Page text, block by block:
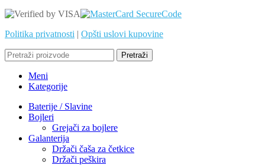
Politika privatnosti | Opšti uslovi kupovine
Pretraži
Meni
Kategorije
Baterije / Slavine
Bojleri
Grejači za bojlere
Galanterija
Držači čaša za četkice
Držači peškira